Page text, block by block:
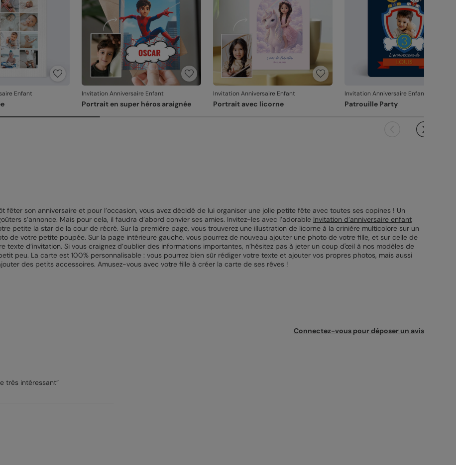
Enfant Invitation Anniversaire Enfant
Portrait en super héros araignée
Invitation Anniversaire Enfant
Portrait avec licorne
Invitation Anniversaire Enfant
Patrouille Party
fêter son anniversaire et pour l’occasion, vous avez décidé de lui organiser une jolie petite fête avec toutes ses copines ! Un
s’annonce. Mais pour cela, il faudra d’abord convier ses amies. Invitez-les avec l’adorable Invitation d’anniversaire enfant
petite la star de la cour de récré. Sur la première page, vous trouverez une illustration de licorne à la crinière multicolore sur un
de votre petite poupée. Sur la page intérieure gauche, vous pourrez de nouveau ajouter une photo de votre fille, et sur celle de
texte d’invitation. Si vous craignez d’oublier des informations importantes, n’hésitez pas à jeter un coup d'œil à nos modèles de
peu. La carte est 100% personnalisable : vous pourrez bien sûr rédiger votre texte et ajouter vos propres photos, mais aussi
des petits accessoires. Amusez-vous avec votre fille à créer la carte de ses rêves !
Connectez-vous pour déposer un avis
très intéressant”